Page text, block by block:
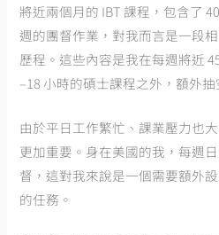
將近兩個月的 IBT 課程，包含了
週的團督作業，對我而言是一段
歷程。這些內容是我在每週將近
–18 小時的碩士課程之外，額外抽
由於平日工作繁忙、課業壓力也
更加重要。身在美國的我，每週
督，這對我來說是一個需要額外
的任務。